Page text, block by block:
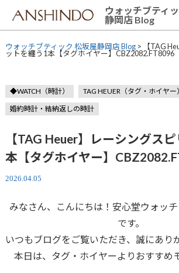
content
ウォッチブティ
静岡店 Blog
ウォッチブティック 松坂屋静岡店 Blog> 【TAG
ットを纏う1本【タグホイヤー】CBZ2082.FT8096
◆WATCH（時計） TAG HEUER（タグ・ホイヤー）
婚約時計・結納返しの時計
【TAG Heuer】レーシングス
本【タグホイヤー】
2026.04.05
みなさん、こんにちは！安心堂ウォッ
です。
いつもブログをご覧いただき、誠にあり
本日は、タグ・ホイヤーよりおすすめ